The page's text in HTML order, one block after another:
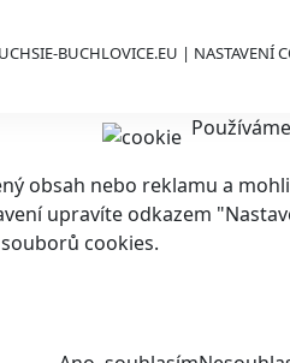
BUCHLOVICE.EU | NASTAVENÍ
obsah nebo reklamu a
upravíte odkazem
cookies.